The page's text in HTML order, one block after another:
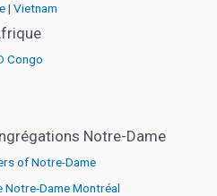
| Vietnam
Congo
Notre-Dame
of Notre-Dame
Notre-Dame Montréal